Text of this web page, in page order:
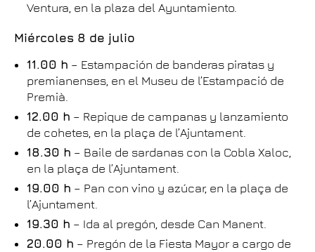
Ventura, en la plaza del Ayuntamiento.
Miércoles 8 de julio
11.00 h – Estampación de banderas piratas y
premianenses, en el Museu de l’Estampació de
Premià.
12.00 h – Repique de campanas y lanzamiento
de cohetes, en la plaça de l’Ajuntament.
18.30 h – Baile de sardanas con la Cobla Xaloc,
en la plaça de l’Ajuntament.
19.00 h – Pan con vino y azúcar, en la plaça de
l’Ajuntament.
19.30 h – Ida al pregón, desde Can Manent.
20.00 h – Pregón de la Fiesta Mayor a cargo de